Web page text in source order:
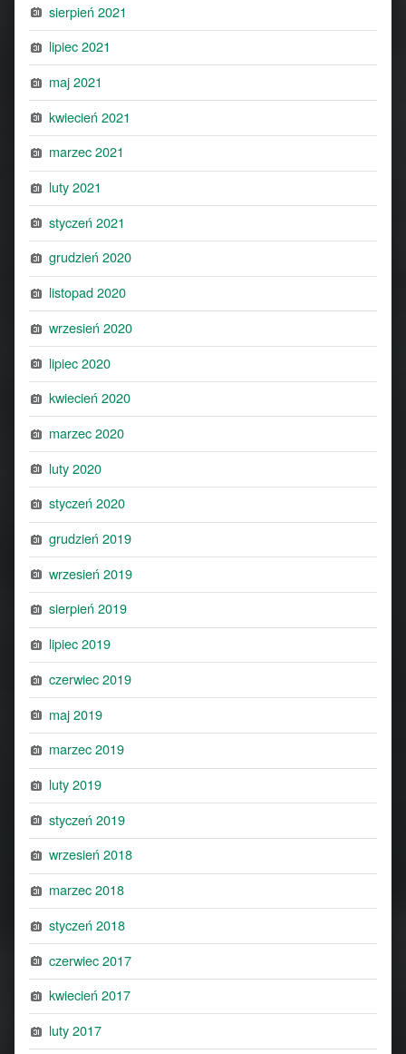
sierpień 2021
lipiec 2021
maj 2021
kwiecień 2021
marzec 2021
luty 2021
styczeń 2021
grudzień 2020
listopad 2020
wrzesień 2020
lipiec 2020
kwiecień 2020
marzec 2020
luty 2020
styczeń 2020
grudzień 2019
wrzesień 2019
sierpień 2019
lipiec 2019
czerwiec 2019
maj 2019
marzec 2019
luty 2019
styczeń 2019
wrzesień 2018
marzec 2018
styczeń 2018
czerwiec 2017
kwiecień 2017
luty 2017